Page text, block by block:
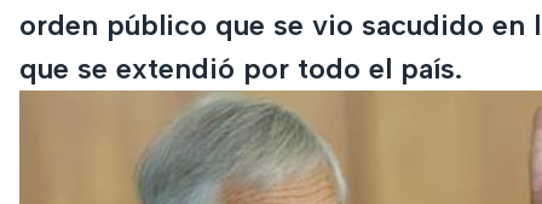
orden público que se vio sacudido en
que se extendió por todo el país.